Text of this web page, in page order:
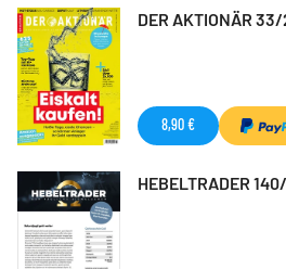
DER AKTIONÄR
8,90 €
HEBELTRADER